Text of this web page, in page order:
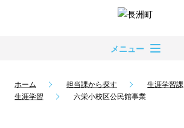
メニュー
ホーム 担当課から探す
生涯学習課
生涯学習
六栄小校区公民館事業